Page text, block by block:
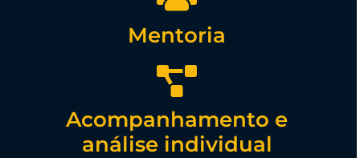
Mentoria
Acompanhamento e
análise individual